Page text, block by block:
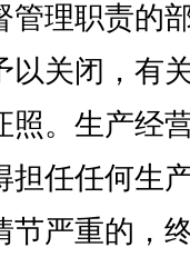
管理职责的
以关闭，有
照。生产经
担任任何生
节严重的，